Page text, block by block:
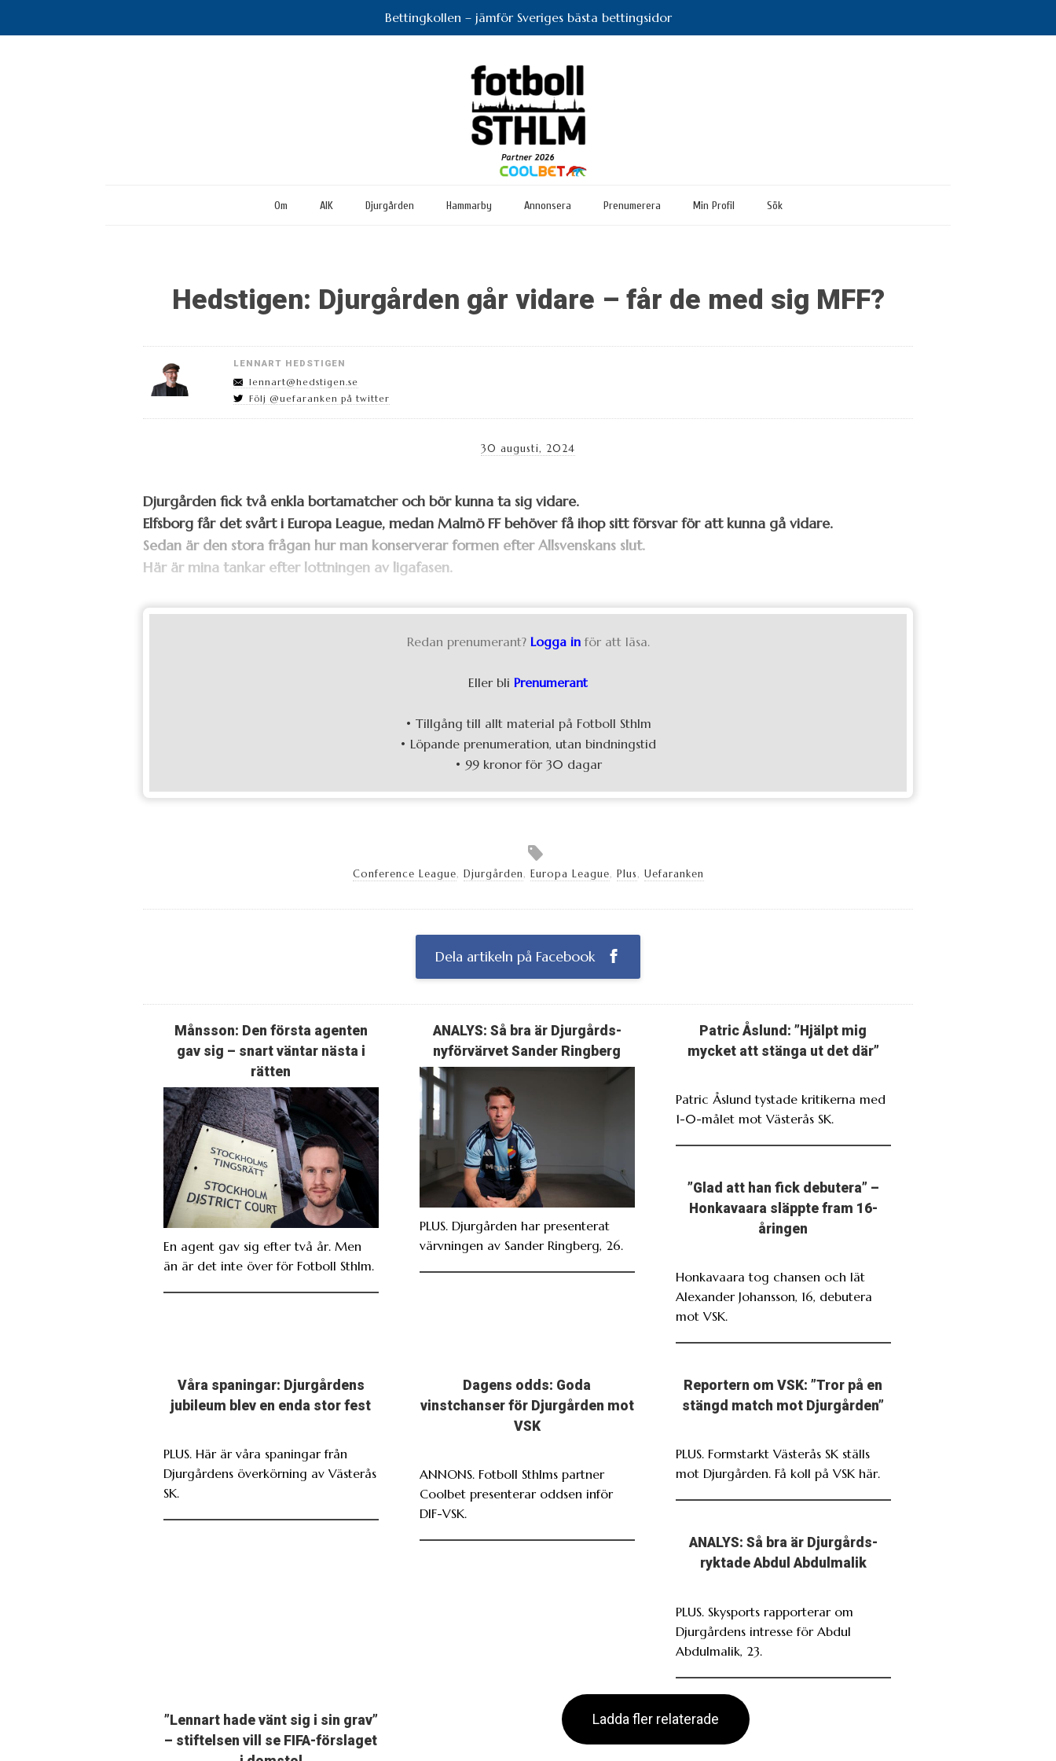
Bettingkollen – jämför Sveriges bästa bettingsidor
Om AIK Djurgården Hammarby Annonsera Prenumerera Min Profil Sök
Hedstigen: Djurgården går vidare – får de med sig MFF?
LENNART HEDSTIGEN
lennart@hedstigen.se
Följ @uefaranken på twitter
30 augusti, 2024
Djurgården fick två enkla bortamatcher och bör kunna ta sig vidare.
Elfsborg får det svårt i Europa League, medan Malmö FF behöver få ihop sitt försvar för att kunna gå vidare.
Sedan är den stora frågan hur man konserverar formen efter Allsvenskans slut.
Här är mina tankar efter lottningen av ligafasen.
Redan prenumerant? Logga in för att läsa.
Eller bli Prenumerant
• Tillgång till allt material på Fotboll Sthlm
• Löpande prenumeration, utan bindningstid
• 99 kronor för 30 dagar
Conference League, Djurgården, Europa League, Plus, Uefaranken
Dela artikeln på Facebook
Månsson: Den första agenten
gav sig – snart väntar nästa i
rätten
En agent gav sig efter två år. Men
än är det inte över för Fotboll Sthlm.
ANALYS: Så bra är Djurgårds-
nyförvärvet Sander Ringberg
PLUS. Djurgården har presenterat
värvningen av Sander Ringberg, 26.
Patric Åslund: ”Hjälpt mig
mycket att stänga ut det där”
Patric Åslund tystade kritikerna med
1-0-målet mot Västerås SK.
”Glad att han fick debutera” –
Honkavaara släppte fram 16-
åringen
Honkavaara tog chansen och lät
Alexander Johansson, 16, debutera
mot VSK.
Våra spaningar: Djurgårdens
jubileum blev en enda stor fest
PLUS. Här är våra spaningar från
Djurgårdens överkörning av Västerås
SK.
Dagens odds: Goda
vinstchanser för Djurgården mot
VSK
ANNONS. Fotboll Sthlms partner
Coolbet presenterar oddsen inför
DIF-VSK.
Reportern om VSK: ”Tror på en
stängd match mot Djurgården”
PLUS. Formstarkt Västerås SK ställs
mot Djurgården. Få koll på VSK här.
ANALYS: Så bra är Djurgårds-
ryktade Abdul Abdulmalik
PLUS. Skysports rapporterar om
Djurgårdens intresse för Abdul
Abdulmalik, 23.
”Lennart hade vänt sig i sin grav”
– stiftelsen vill se FIFA-förslaget
Ladda fler relaterade